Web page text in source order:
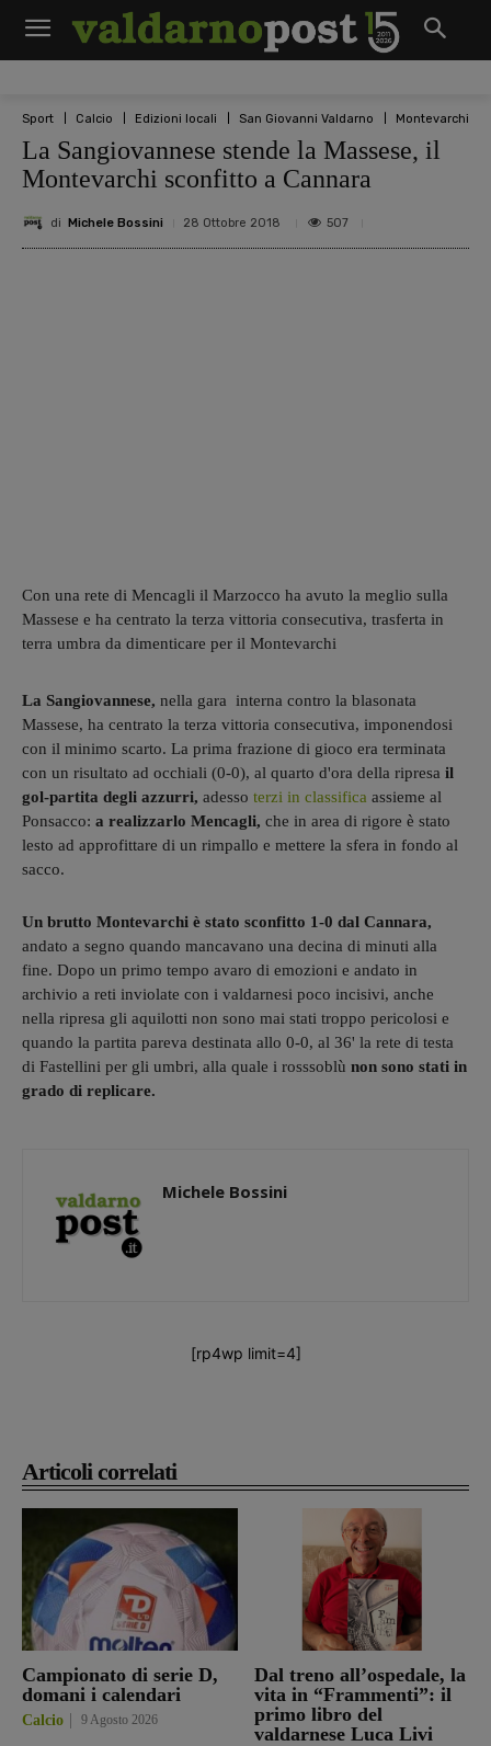
Sport Calcio Edizioni locali San Giovanni Valdarno Montevarchi
La Sangiovannese stende la Massese, il
Montevarchi sconfitto a Cannara
di Michele Bossini 28 Ottobre 2018 507
Articoli correlati
Campionato di serie D,
domani i calendari
Calcio 9 Agosto 2026
Dal treno all’ospedale, la
vita in “Frammenti”: il
primo libro del
valdarnese Luca Livi
Con una rete di Mencagli il Marzocco ha avuto la meglio sulla
Massese e ha centrato la terza vittoria consecutiva, trasferta in
terra umbra da dimenticare per il Montevarchi
La Sangiovannese, nella gara interna contro la blasonata
Massese, ha centrato la terza vittoria consecutiva, imponendosi
con il minimo scarto. La prima frazione di gioco era terminata
con un risultato ad occhiali (0-0), al quarto d'ora della ripresa il
gol-partita degli azzurri, adesso terzi in classifica assieme al
Ponsacco: a realizzarlo Mencagli, che in area di rigore è stato
lesto ad approfittare di un rimpallo e mettere la sfera in fondo al
sacco.
Un brutto Montevarchi è stato sconfitto 1-0 dal Cannara,
andato a segno quando mancavano una decina di minuti alla
fine. Dopo un primo tempo avaro di emozioni e andato in
archivio a reti inviolate con i valdarnesi poco incisivi, anche
nella ripresa gli aquilotti non sono mai stati troppo pericolosi e
quando la partita pareva destinata allo 0-0, al 36' la rete di testa
di Fastellini per gli umbri, alla quale i rosssoblù non sono stati in
grado di replicare.
Michele Bossini
[rp4wp limit=4]